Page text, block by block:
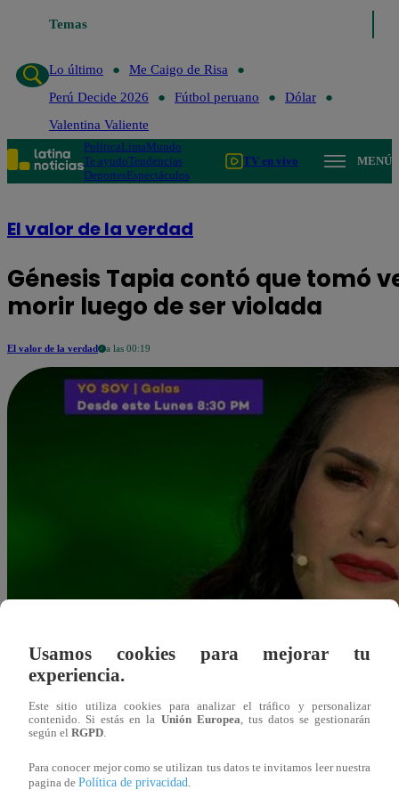
TemasLo último
Lo último
Me Caigo de Risa
Perú Decide 2026
Fútbol peruano
Dólar
Valentina Valiente
PolíticaLimaMundo
Te ayudoTendencias
DeportesEspectáculos
TV en vivo MENÚ
El valor de la verdad
Génesis Tapia contó que tomó
morir luego de ser violada
El valor de la verdad a las 00:19
Redacción Latina
Usamos cookies para mejorar tu
experiencia.
Este sitio utiliza cookies para analizar el tráfico y personalizar
contenido. Si estás en la Unión Europea, tus datos se gestionarán
según el RGPD.
Para conocer mejor como se utilizan tus datos te invitamos leer nuestra
pagina de Política de privacidad.